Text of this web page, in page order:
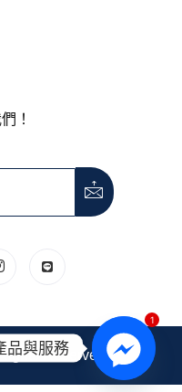
！
Reserved.
1
品與服務